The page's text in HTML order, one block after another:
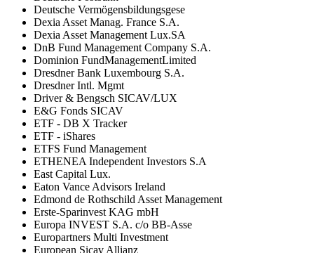
Deutsche Vermögensbildungsgese
Dexia Asset Manag. France S.A.
Dexia Asset Management Lux.SA
DnB Fund Management Company S.A.
Dominion FundManagementLimited
Dresdner Bank Luxembourg S.A.
Dresdner Intl. Mgmt
Driver & Bengsch SICAV/LUX
E&G Fonds SICAV
ETF - DB X Tracker
ETF - iShares
ETFS Fund Management
ETHENEA Independent Investors S.A
East Capital Lux.
Eaton Vance Advisors Ireland
Edmond de Rothschild Asset Management
Erste-Sparinvest KAG mbH
Europa INVEST S.A. c/o BB-Asse
Europartners Multi Investment
European Sicav Allianz